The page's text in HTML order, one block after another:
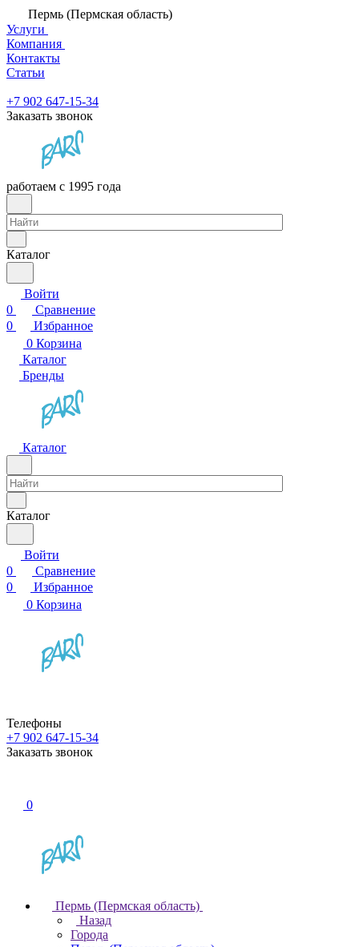
Пермь (Пермская область)
Услуги
Компания
Контакты
Статьи
+7 902 647-15-34
Заказать звонок
работаем с 1995 года
Каталог
Войти
0
Сравнение
0
Избранное
0 Корзина
Каталог
Бренды
Каталог
Каталог
Войти
0
Сравнение
0
Избранное
0 Корзина
Телефоны
+7 902 647-15-34
Заказать звонок
0
Пермь (Пермская область)
Назад
Города